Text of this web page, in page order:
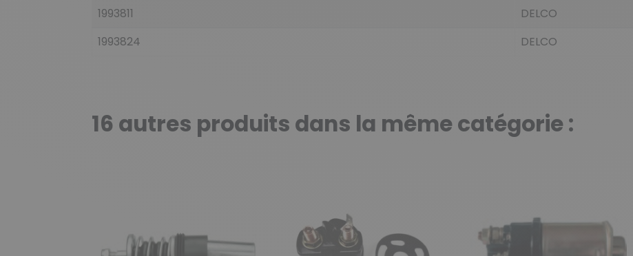
1993811
DELCO
1993824
DELCO
16 autres produits dans la même catégorie :